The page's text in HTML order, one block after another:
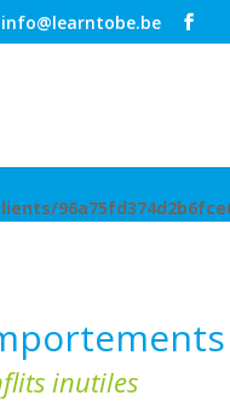
info@learntobe.be
inutiles